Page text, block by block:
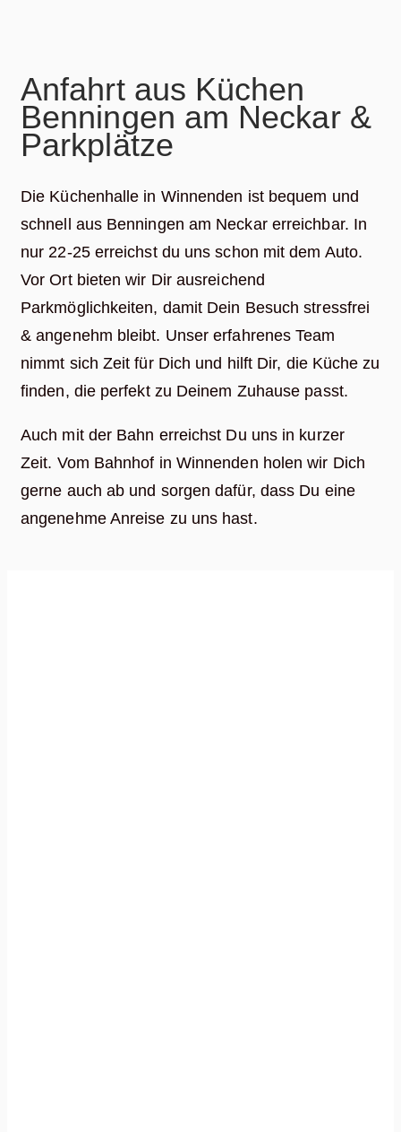
Anfahrt aus Küchen
Benningen am Neckar &
Parkplätze
Die Küchenhalle in Winnenden ist bequem und
schnell aus Benningen am Neckar erreichbar. In
nur 22-25 erreichst du uns schon mit dem Auto.
Vor Ort bieten wir Dir ausreichend
Parkmöglichkeiten, damit Dein Besuch stressfrei
& angenehm bleibt. Unser erfahrenes Team
nimmt sich Zeit für Dich und hilft Dir, die Küche zu
finden, die perfekt zu Deinem Zuhause passt.
Auch mit der Bahn erreichst Du uns in kurzer
Zeit. Vom Bahnhof in Winnenden holen wir Dich
gerne auch ab und sorgen dafür, dass Du eine
angenehme Anreise zu uns hast.